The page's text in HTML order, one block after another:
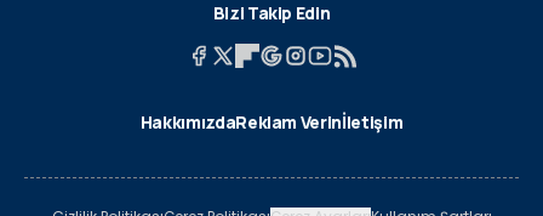
Bizi Takip Edin
HakkımızdaReklam Verinİletişim